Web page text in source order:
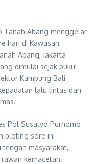
Tanah Abang menggelar
hari di Kawasan
Abang, Jakarta
dimulai sejak pukul
Kampung Bali
lalu lintas dan
Pol Susatyo Purnomo
ploting sore ini
tengah masyarakat,
kemacetan.